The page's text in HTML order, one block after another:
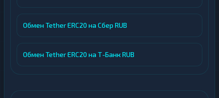
Обмен Tether ERC20 на Сбер RUB
Обмен Tether ERC20 на Т-Банк RUB